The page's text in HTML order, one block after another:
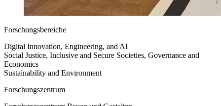
Forschungsbereiche
Digital Innovation, Engineering, and AI
Social Justice, Inclusive and Secure Societies, Governance and
Economics
Sustainability and Environment
Forschungszentrum